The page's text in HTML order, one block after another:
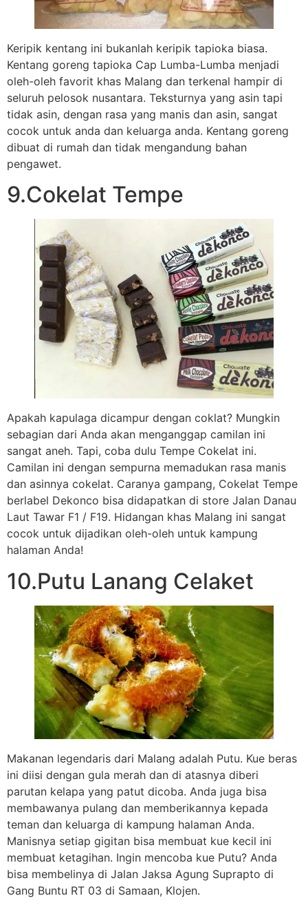
Keripik kentang ini bukanlah keripik tapioka biasa.
Kentang goreng tapioka Cap Lumba-Lumba menjadi
oleh-oleh favorit khas Malang dan terkenal hampir di
seluruh pelosok nusantara. Teksturnya yang asin tapi
tidak asin, dengan rasa yang manis dan asin, sangat
cocok untuk anda dan keluarga anda. Kentang goreng
dibuat di rumah dan tidak mengandung bahan
pengawet.
9.Cokelat Tempe
Apakah kapulaga dicampur dengan coklat? Mungkin
sebagian dari Anda akan menganggap camilan ini
sangat aneh. Tapi, coba dulu Tempe Cokelat ini.
Camilan ini dengan sempurna memadukan rasa manis
dan asinnya cokelat. Caranya gampang, Cokelat Tempe
berlabel Dekonco bisa didapatkan di store Jalan Danau
Laut Tawar F1 / F19. Hidangan khas Malang ini sangat
cocok untuk dijadikan oleh-oleh untuk kampung
halaman Anda!
10.Putu Lanang Celaket
Makanan legendaris dari Malang adalah Putu. Kue beras
ini diisi dengan gula merah dan di atasnya diberi
parutan kelapa yang patut dicoba. Anda juga bisa
membawanya pulang dan memberikannya kepada
teman dan keluarga di kampung halaman Anda.
Manisnya setiap gigitan bisa membuat kue kecil ini
membuat ketagihan. Ingin mencoba kue Putu? Anda
bisa membelinya di Jalan Jaksa Agung Suprapto di
Gang Buntu RT 03 di Samaan, Klojen.